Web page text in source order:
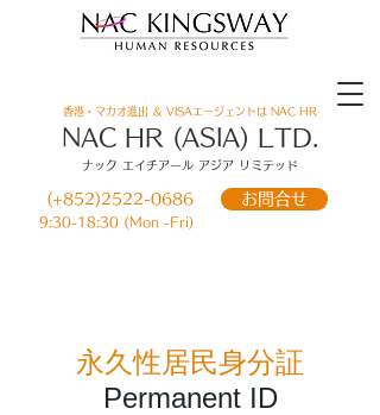
​NAC HR (ASIA) LTD.
ナック エイチアール アジア リミテッド
(+852)2522-0686
9:30-18:30 (Mon -Fri)
香港・マカオ進出 ＆ VISAエージェントは NAC HR
お問合せ
​永久性居民身分証
Permanent ID